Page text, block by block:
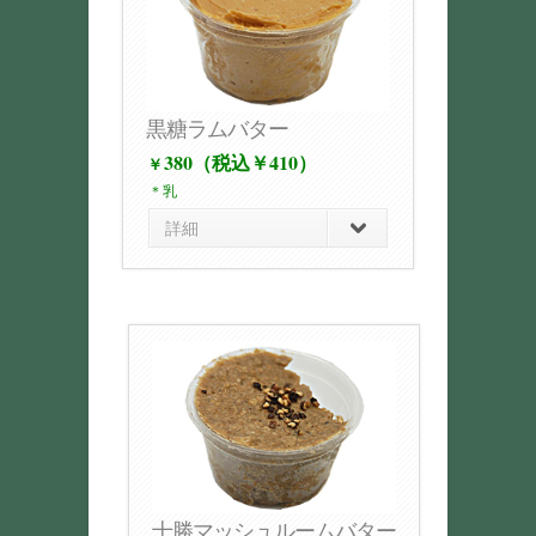
黒糖ラムバター
￥380（税込￥410）
＊乳
詳細